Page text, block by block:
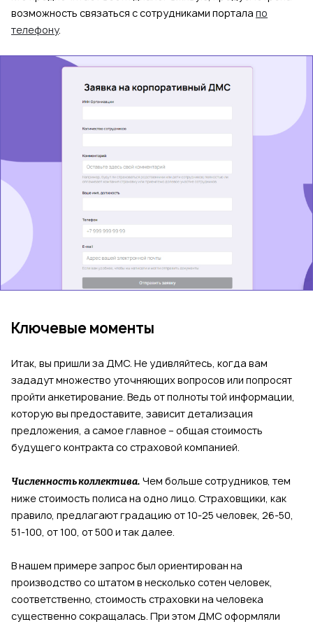
возможность связаться с сотрудниками портала по
телефону.
Ключевые моменты
Итак, вы пришли за ДМС. Не удивляйтесь, когда вам
зададут множество уточняющих вопросов или попросят
пройти анкетирование. Ведь от полноты той информации,
которую вы предоставите, зависит детализация
предложения, а самое главное – общая стоимость
будущего контракта со страховой компанией.
Численность коллектива. Чем больше сотрудников, тем
ниже стоимость полиса на одно лицо. Страховщики, как
правило, предлагают градацию от 10-25 человек, 26-50,
51-100, от 100, от 500 и так далее.
В нашем примере запрос был ориентирован на
производство со штатом в несколько сотен человек,
соответственно, стоимость страховки на человека
существенно сокращалась. При этом ДМС оформляли